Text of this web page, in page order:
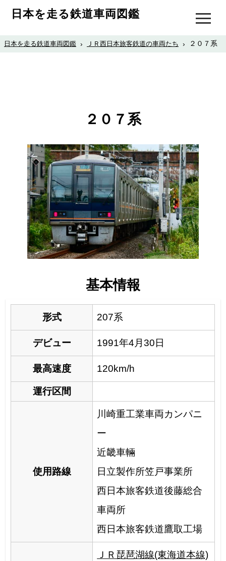
日本を走る鉄道車両図鑑
日本を走る鉄道車両図鑑 › ＪＲ西日本旅客鉄道の車両たち › ２０７系
２０７系
基本情報
形式 207系
デビュー 1991年4月30日
最高速度 120km/h
運行区間
使用路線
川崎重工業車両カンパニ
ー
近畿車輛
日立製作所笠戸事業所
西日本旅客鉄道後藤総合
車両所
西日本旅客鉄道鷹取工場
ＪＲ琵琶湖線(東海道本線)